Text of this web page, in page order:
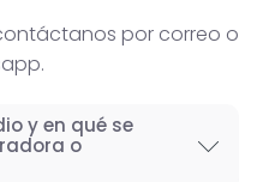
por correo o
y en qué se
o